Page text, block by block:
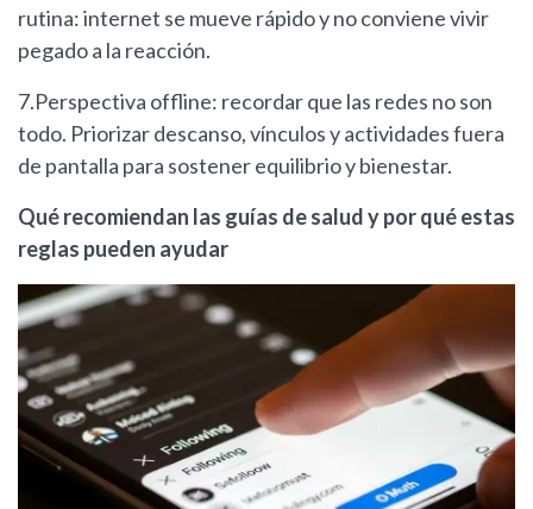
rutina: internet se mueve rápido y no conviene vivir
pegado a la reacción.
7.Perspectiva offline: recordar que las redes no son
todo. Priorizar descanso, vínculos y actividades fuera
de pantalla para sostener equilibrio y bienestar.
Qué recomiendan las guías de salud y por qué estas
reglas pueden ayudar